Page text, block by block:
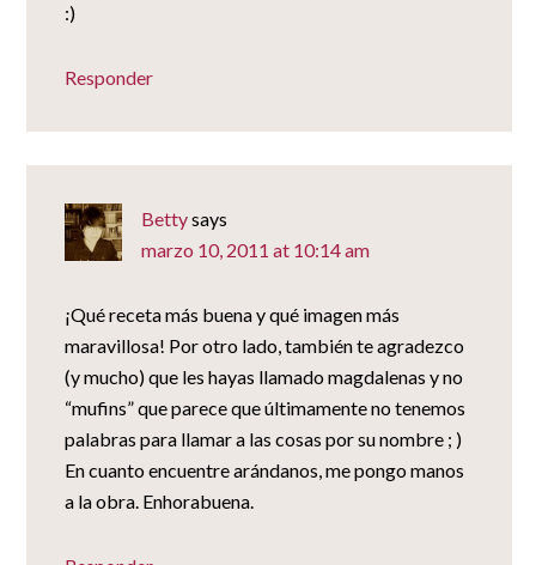
:)
Responder
Bettysays
marzo 10, 2011 at 10:14 am
¡Qué receta más buena y qué imagen más
maravillosa! Por otro lado, también te agradezco
(y mucho) que les hayas llamado magdalenas y no
“mufins” que parece que últimamente no tenemos
palabras para llamar a las cosas por su nombre ; )
En cuanto encuentre arándanos, me pongo manos
a la obra. Enhorabuena.